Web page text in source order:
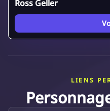
Ross Geller
LIENS